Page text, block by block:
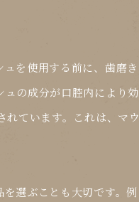
を使用する前に、歯磨き
の成分が口腔内により効
ています。これは、マウ
選ぶことも大切です。例